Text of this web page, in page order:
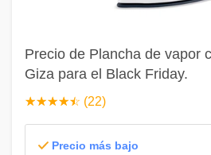
Precio de Plancha de vapor
Giza para el Black Friday.
☆☆☆☆☆
★★★★★ (22)
Precio más bajo